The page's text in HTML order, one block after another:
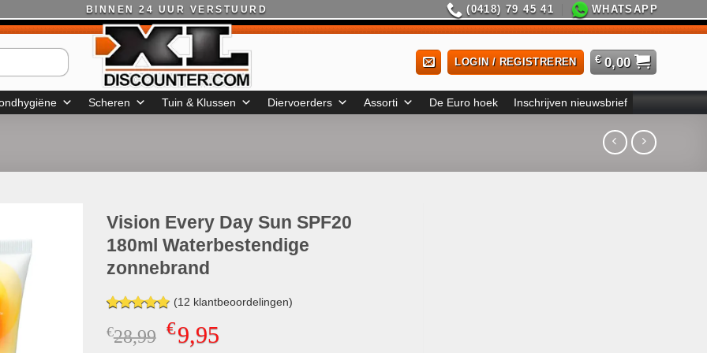
BINNEN 24 UUR VERSTUURD (0418) 79 45 41 WHATSAPP
LOGIN / REGISTREREN € 0,00
Scheren Tuin & Klussen Diervoerders Assorti De Euro hoek Inschrijven nieuwsbrief
Vision Every Day Sun SPF20
180ml Waterbestendige
zonnebrand
Gewaardeerd
4.83op 5
gebaseerd
(12 klantbeoordelingen)
€28,99 Oorspronkelijke
€9,95Huidige